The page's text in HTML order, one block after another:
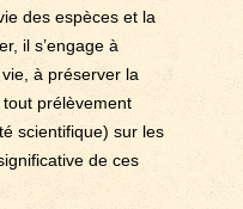
des espèces et la
il s’engage à
à préserver la
tout prélèvement
scientifique) sur les
de ces